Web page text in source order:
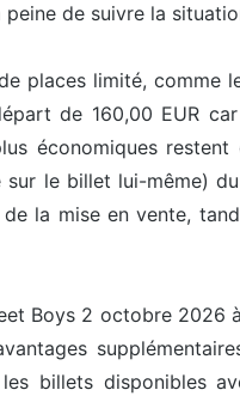
de suivre la
places limité, comme
de 160,00 EUR
économiques
le billet lui-même)
la mise en vente,
Boys 2 octobre 2026
billets disponibles